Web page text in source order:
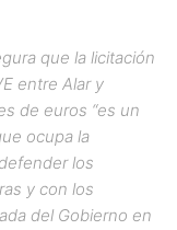
que la licitación
entre Alar y
de euros “es un
ocupa la
los
y con los
del Gobierno en